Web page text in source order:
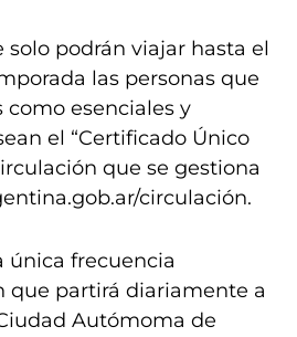
solo podrán viajar hasta el
las personas que
como esenciales y
el “Certificado Único
que se gestiona
circulación.
única frecuencia
que partirá diariamente a
Autómoma de